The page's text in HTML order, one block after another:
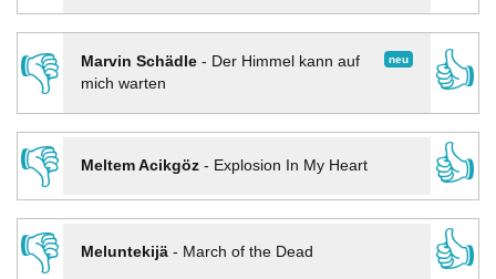
👎 neu
Marvin Schädle- Der Himmel kann auf
mich warten
👍
👎
Meltem Acikgöz- Explosion In My Heart
👍
👎
Meluntekijä- March of the Dead
👍